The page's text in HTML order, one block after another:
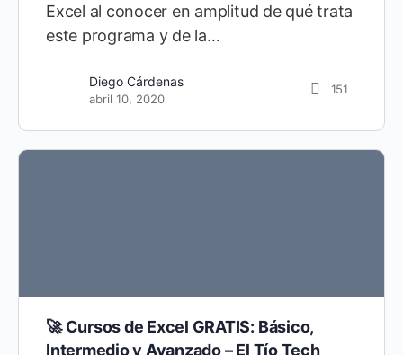
Excel al conocer en amplitud de qué trata
este programa y de la…
Diego Cárdenas
abril 10, 2020
151
🚀 Cursos de Excel GRATIS: Básico,
Intermedio y Avanzado – El Tío Tech